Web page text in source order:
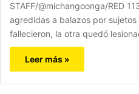
STAFF/@michangoonga/RED
agredidas a balazos por
fallecieron, la otra quedó
Leer más »